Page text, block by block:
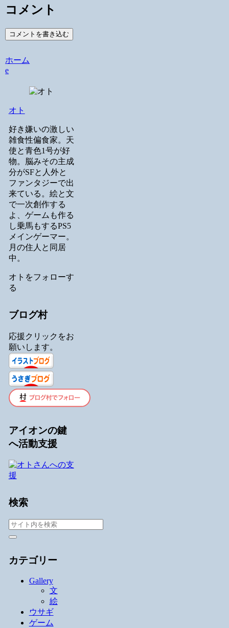
コメント
コメントを書き込む
ホーム
e
オト
好き嫌いの激しい
雑食性偏食家。天
使と青色1号が好
物。脳みその主成
分がSFと人外と
ファンタジーで出
来ている。絵と文
で一次創作する
よ、ゲームも作る
し乗馬もするPS5
メインゲーマー。
月の住人と同居
中。
オトをフォローす
る
ブログ村
応援クリックをお
願いします。
アイオンの鍵
へ活動支援
検索
カテゴリー
Gallery
文
絵
ウサギ
ゲーム